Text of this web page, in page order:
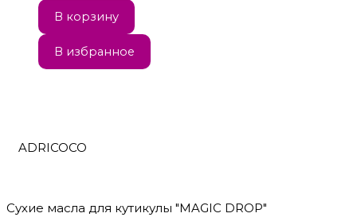
ADRICOCO
Сухие масла для кутикулы "MAGIC DROP"
В корзину
В избранное